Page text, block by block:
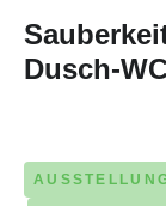
Dusch-